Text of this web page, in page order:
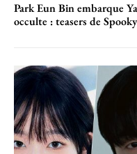
Park Eun Bin embarque
occulte : teasers de